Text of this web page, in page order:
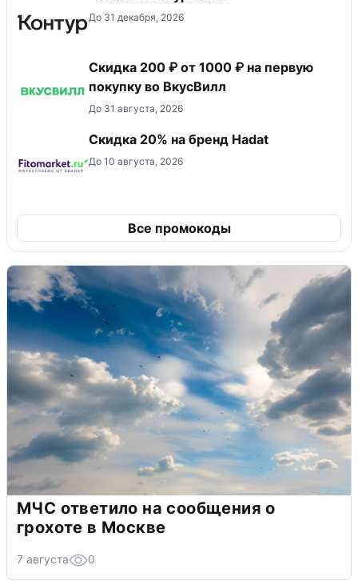
До 31 декабря, 2026
Скидка 200 ₽ от 1000 ₽ на первую
покупку во ВкусВилл
До 31 августа, 2026
Скидка 20% на бренд Hadat
До 10 августа, 2026
Все промокоды
МЧС ответило на сообщения о
грохоте в Москве
7 августа 0